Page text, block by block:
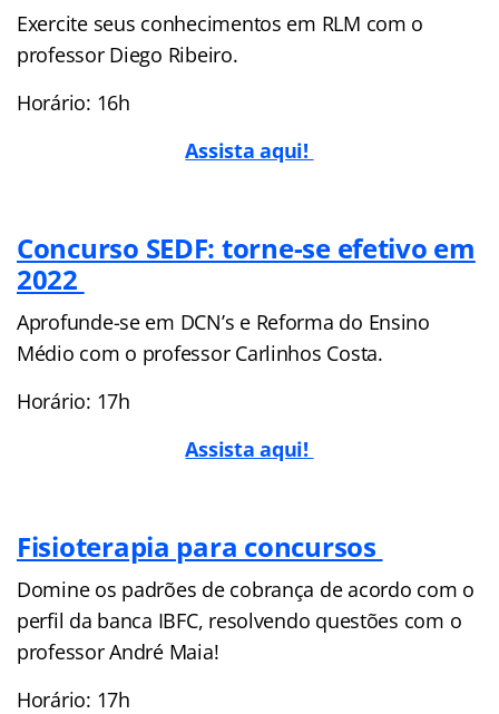
Exercite seus conhecimentos em RLM com o
professor Diego Ribeiro.
Horário: 16h
Assista aqui!
Concurso SEDF: torne-se efetivo em
2022
Aprofunde-se em DCN’s e Reforma do Ensino
Médio com o professor Carlinhos Costa.
Horário: 17h
Assista aqui!
Fisioterapia para concursos
Domine os padrões de cobrança de acordo com o
perfil da banca IBFC, resolvendo questões com o
professor André Maia!
Horário: 17h